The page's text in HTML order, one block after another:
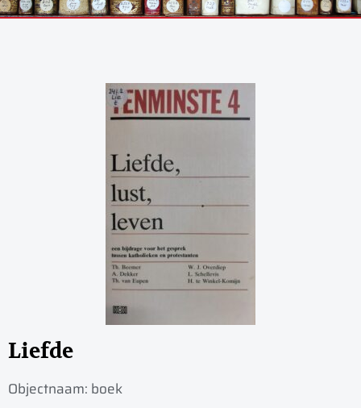
Liefde
Objectnaam: boek